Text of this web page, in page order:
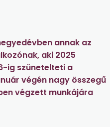
annak az
aki 2025
ig szünetelteti a
végén nagy összegű
végzett munkájára